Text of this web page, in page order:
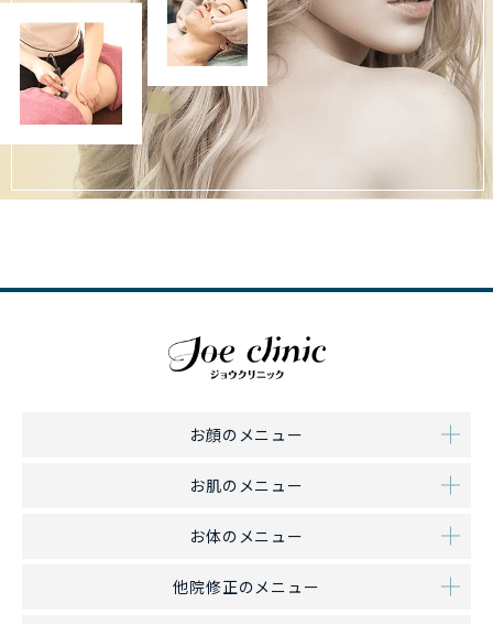
お顔のメニュー
お肌のメニュー
お体のメニュー
他院修正のメニュー